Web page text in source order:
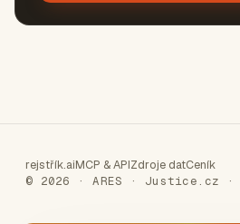
rejstřík.aiMCP & APIZdroje datCeník
© 2026 · ARES · Justice.cz ·